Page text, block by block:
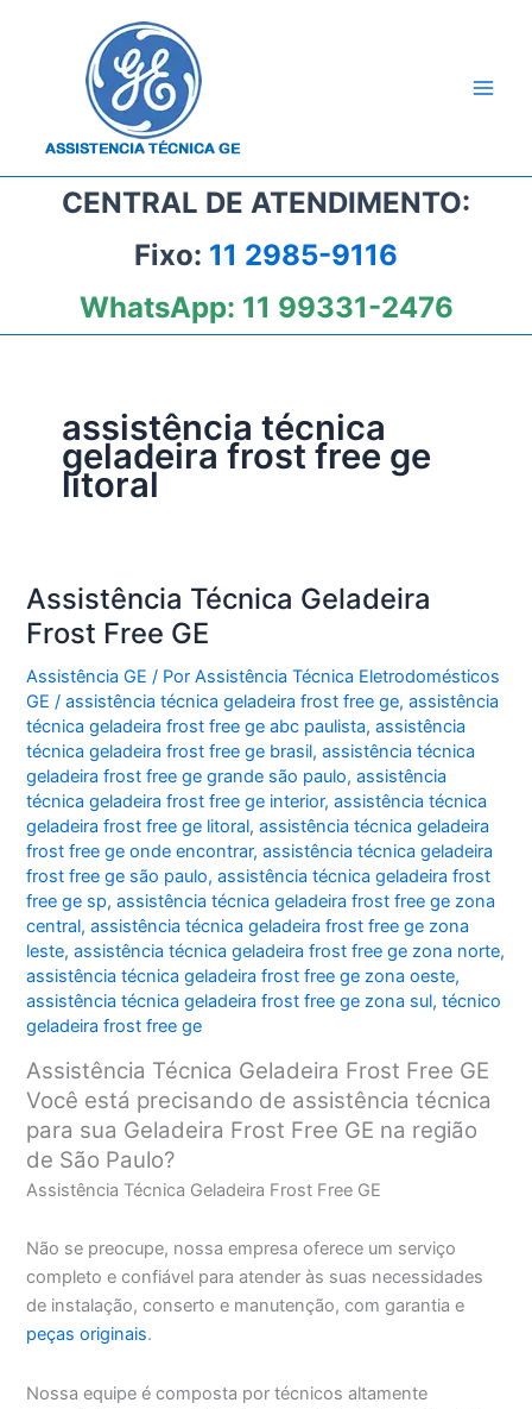
CENTRAL DE ATENDIMENTO:
Fixo: 11 2985-9116
WhatsApp: 11 99331-2476
assistência técnica
geladeira frost free ge
litoral
Assistência Técnica Geladeira
Frost Free GE
Assistência GE / PorAssistência Técnica Eletrodomésticos
GE/assistência técnica geladeira frost free ge,assistência
técnica geladeira frost free ge abc paulista,assistência
técnica geladeira frost free ge brasil,assistência técnica
geladeira frost free ge grande são paulo,assistência
técnica geladeira frost free ge interior,assistência técnica
geladeira frost free ge litoral,assistência técnica geladeira
frost free ge onde encontrar,assistência técnica geladeira
frost free ge são paulo,assistência técnica geladeira frost
free ge sp,assistência técnica geladeira frost free ge zona
central,assistência técnica geladeira frost free ge zona
leste,assistência técnica geladeira frost free ge zona norte,
assistência técnica geladeira frost free ge zona oeste,
assistência técnica geladeira frost free ge zona sul,técnico
geladeira frost free ge
Assistência Técnica Geladeira Frost Free GE
Você está precisando de assistência técnica
para sua Geladeira Frost Free GE na região
de São Paulo?
Assistência Técnica Geladeira Frost Free GE
Não se preocupe, nossa empresa oferece um serviço
completo e confiável para atender às suas necessidades
de instalação, conserto e manutenção, com garantia e
peças originais.
Nossa equipe é composta por técnicos altamente